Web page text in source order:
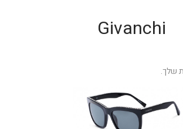
Givanchi
שלך.